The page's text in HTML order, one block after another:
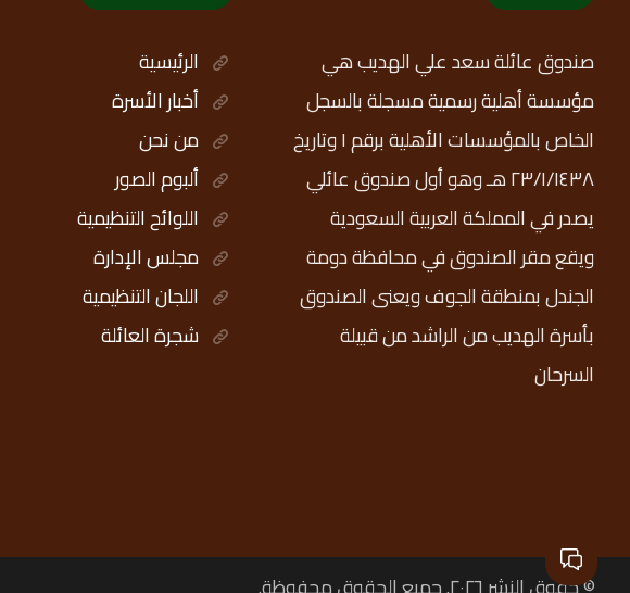
صندوق عائلة سعد علي الهديب هي
مؤسسة أهلية رسمية مسجلة بالسجل
الخاص بالمؤسسات الأهلية برقم ١ وتاريخ
٢٣/١/١٤٣٨ هـ وهو أول صندوق عائلي
يصدر في المملكة العربية السعودية
ويقع مقر الصندوق في محافظة دومة
الجندل بمنطقة الجوف ويعنى الصندوق
بأسرة الهديب من الراشد من قبيلة
السرحان
الرئيسية
أخبار الأسرة
من نحن
ألبوم الصور
اللوائح التنظيمية
مجلس الإدارة
اللجان التنظيمية
شجرة العائلة